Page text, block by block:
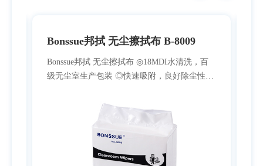
无尘擦拭布 B-8009
装 ◎快速吸附，良好除尘性能
Bonssue邦拭 防静电无
09AM
Bonssue邦拭 防静电无尘擦拭布 ◎Meltblown材
有良好的抗酸碱性和防静电
尘率，满足无尘室使用要求